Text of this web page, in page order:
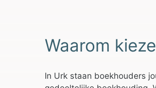
Waarom
In Urk staan boekhouders